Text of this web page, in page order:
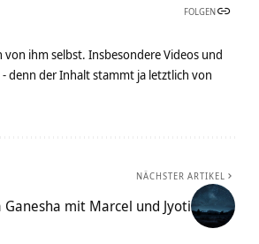
FOLGEN
ihm selbst. Insbesondere Videos und
denn der Inhalt stammt ja letztlich von
NÄCHSTER ARTIKEL
mit Marcel und Jyoti